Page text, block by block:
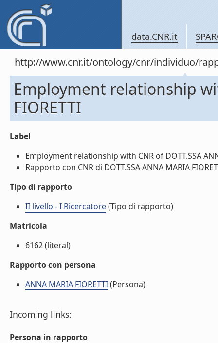
data.CNR.it
http://www.cnr.it/ontology/cnr/individuo/
Employment relationship
FIORETTI
Label
Employment relationship with CNR of DOTT.SSA
Rapporto con CNR di DOTT.SSA ANNA MARIA
Tipo di rapporto
II livello - I Ricercatore(Tipo di rapporto)
Matricola
6162 (literal)
Rapporto con persona
ANNA MARIA FIORETTI(Persona)
Incoming links:
Persona in rapporto